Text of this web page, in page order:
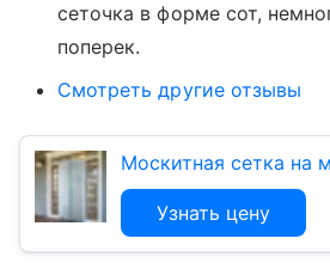
сеточка в форме сот,
поперек.
Смотреть другие отзывы
Москитная сетка на
Узнать цену